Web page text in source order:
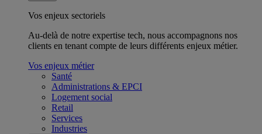
Vos enjeux sectoriels
Au-delà de notre expertise tech, nous accompagnons nos
clients en tenant compte de leurs différents enjeux métier.
Vos enjeux métier
Santé
Administrations & EPCI
Logement social
Retail
Services
Industries